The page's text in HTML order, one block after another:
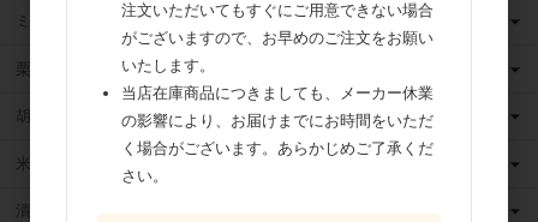
ミックス粉
栗・芋・かぼちゃ
胡麻
米粉
漬け込みフルーツ
注文いただいてもすぐにご用意できない場合
がございますので、お早めのご注文をお願い
いたします。
当店在庫商品につきましても、メーカー休業
の影響により、お届けまでにお時間をいただ
く場合がございます。あらかじめご了承くだ
さい。